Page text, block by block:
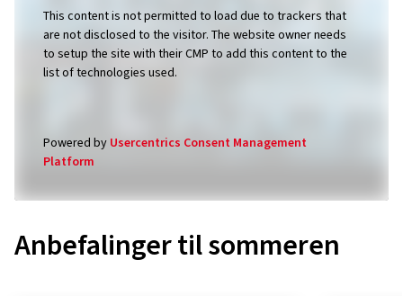
This content is not permitted to load due to trackers that
are not disclosed to the visitor. The website owner needs
to setup the site with their CMP to add this content to the
list of technologies used.
Powered by Usercentrics Consent Management
Platform
Anbefalinger til sommeren